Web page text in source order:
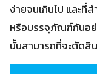
ง่ายจนเกินไป และ
หรือบรรจุภัณฑ์กันอย่
นั้นสามารถที่จะตัดสิ